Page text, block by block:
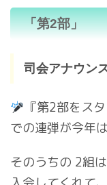
「第2部」
司会アナウン
『第2部をス
での連弾が今年
そのうちの 2組